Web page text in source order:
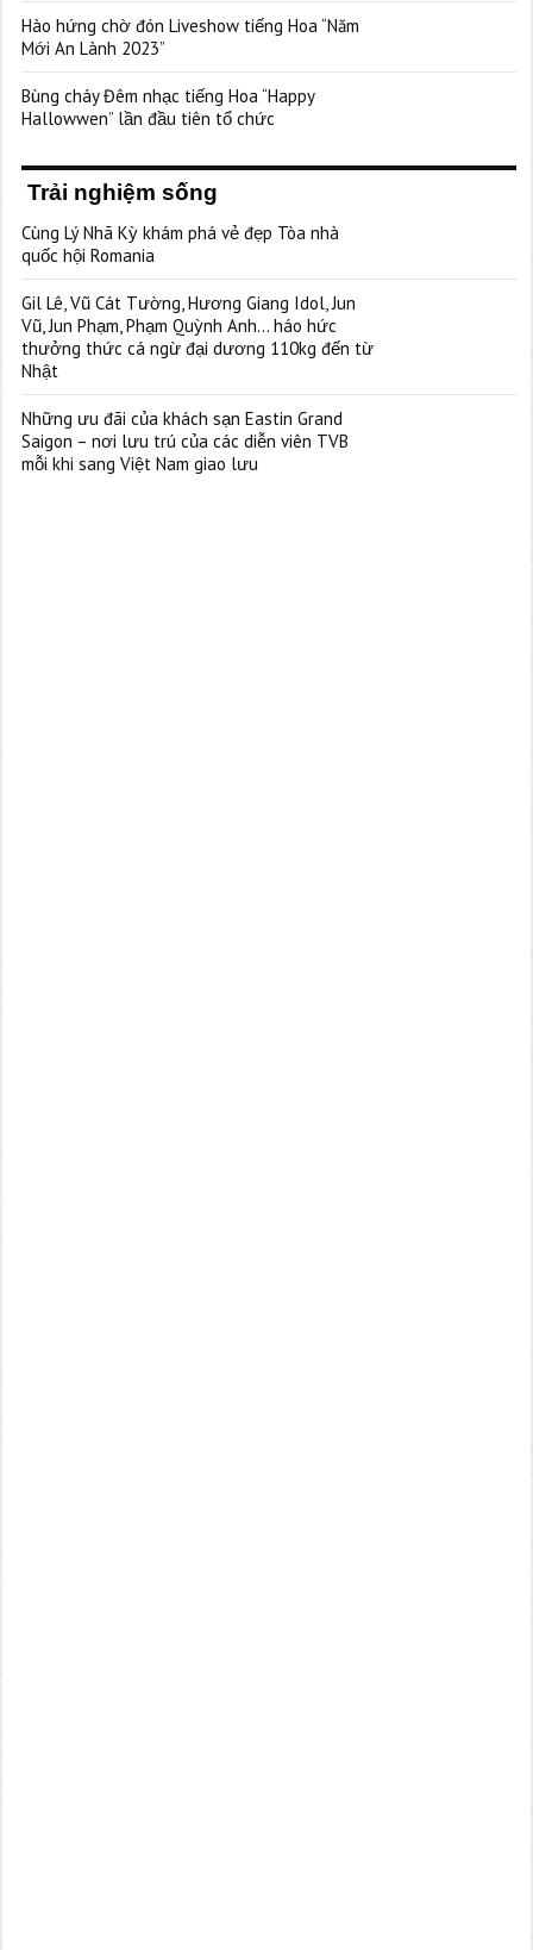
Hào hứng chờ đón Liveshow tiếng Hoa “Năm
Mới An Lành 2023”
Bùng cháy Đêm nhạc tiếng Hoa “Happy
Hallowwen” lần đầu tiên tổ chức
Trải nghiệm sống
Cùng Lý Nhã Kỳ khám phá vẻ đẹp Tòa nhà
quốc hội Romania
Gil Lê, Vũ Cát Tường, Hương Giang Idol, Jun
Vũ, Jun Phạm, Phạm Quỳnh Anh… háo hức
thưởng thức cá ngừ đại dương 110kg đến từ
Nhật
Những ưu đãi của khách sạn Eastin Grand
Saigon – nơi lưu trú của các diễn viên TVB
mỗi khi sang Việt Nam giao lưu